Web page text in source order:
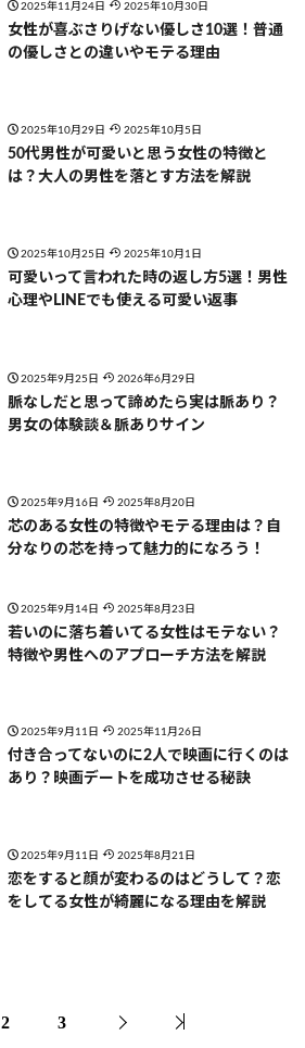
2025年11月24日 2025年10月30日
女性が喜ぶさりげない優しさ10選！普通
の優しさとの違いやモテる理由
2025年10月29日 2025年10月5日
50代男性が可愛いと思う女性の特徴と
は？大人の男性を落とす方法を解説
2025年10月25日 2025年10月1日
可愛いって言われた時の返し方5選！男性
心理やLINEでも使える可愛い返事
2025年9月25日 2026年6月29日
脈なしだと思って諦めたら実は脈あり？
男女の体験談＆脈ありサイン
2025年9月16日 2025年8月20日
芯のある女性の特徴やモテる理由は？自
分なりの芯を持って魅力的になろう！
2025年9月14日 2025年8月23日
若いのに落ち着いてる女性はモテない？
特徴や男性へのアプローチ方法を解説
2025年9月11日 2025年11月26日
付き合ってないのに2人で映画に行くのは
あり？映画デートを成功させる秘訣
2025年9月11日 2025年8月21日
恋をすると顔が変わるのはどうして？恋
をしてる女性が綺麗になる理由を解説
2 3